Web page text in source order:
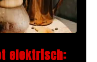
elektrisch: